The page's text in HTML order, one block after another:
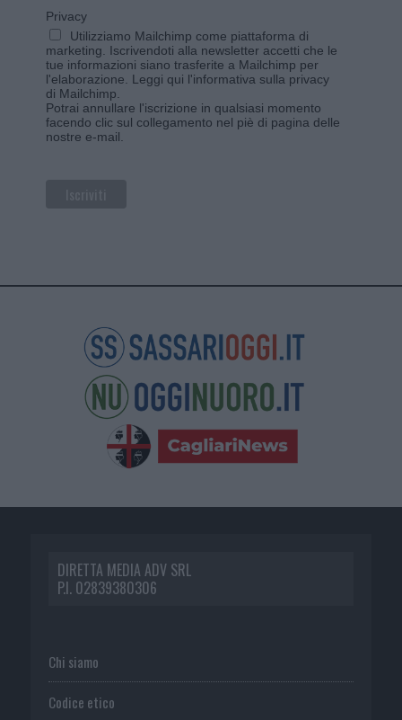
Privacy
Utilizziamo Mailchimp come piattaforma di
marketing. Iscrivendoti alla newsletter accetti che le
tue informazioni siano trasferite a Mailchimp per
l'elaborazione. Leggi qui l'informativa sulla privacy
di Mailchimp
Potrai annullare l'iscrizione in qualsiasi momento
facendo clic sul collegamento nel piè di pagina delle
nostre e-mail.
DIRETTA MEDIA ADV SRL
P.I. 02839380306
Chi siamo
Codice etico